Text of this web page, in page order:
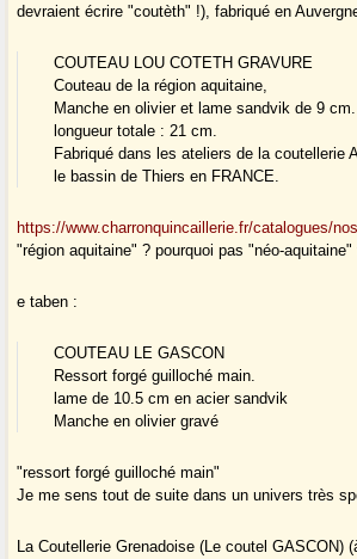
devraient écrire "coutèth" !), fabriqué en
COUTEAU LOU COTETH GRAVURE
Couteau de la région aquitaine,
Manche en olivier et lame sandvik de 9 cm.
longueur totale : 21 cm.
Fabriqué dans les ateliers de la coutellerie
le bassin de Thiers en FRANCE.
https://www.charronquincaillerie.fr/catalogues/
"région aquitaine" ? pourquoi pas "néo-
e taben :
COUTEAU LE GASCON
Ressort forgé guilloché main.
lame de 10.5 cm en acier sandvik
Manche en olivier gravé
"ressort forgé guilloché main"
Je me sens tout de suite dans un univers très
La Coutellerie Grenadoise (Le coutel GASCON)